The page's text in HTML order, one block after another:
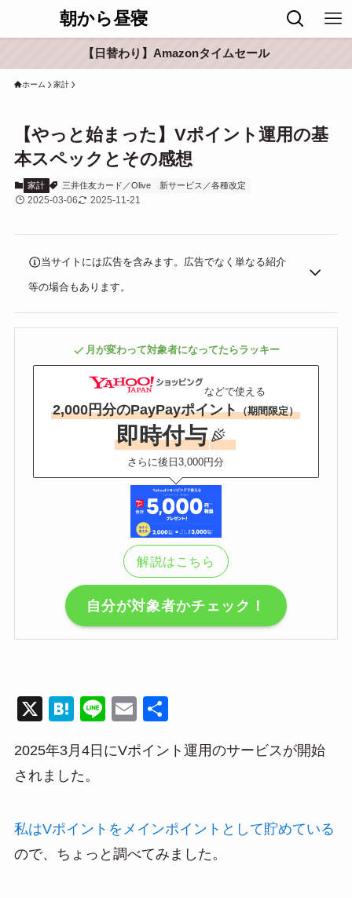
朝から昼寝
【日替わり】Amazonタイムセール
ホーム 家計
【やっと始まった】Vポイント運用の基
本スペックとその感想
家計 三井住友カード／Olive 新サービス／各種改定
2025-03-06 2025-11-21
当サイトには広告を含みます。広告でなく単なる紹介
等の場合もあります。
月が変わって対象者になってたらラッキー
などで使える
2,000円分のPayPayポイント（期間限定）
即時付与
さらに後日3,000円分
解説はこちら
自分が対象者かチェック！
X
H
e
n
Li
e
E
ail
2025年3月4日にVポイント運用のサービスが開始
されました。
私はVポイントをメインポイントとして貯めている
ので、ちょっと調べてみました。